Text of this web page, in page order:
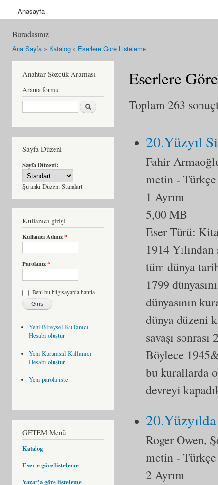
Anasayfa
Buradasınız
Ana Sayfa » Katalog » Eserlere Göre Listeleme
Anahtar Sözcük Araması
Arama formu
Ara
Sayfa Düzeni
Sayfa Düzeni:
Şu anki Düzen: Standart
Kullanıcı girişi
Kullanıcı Adınız*
Parolanız*
Beni bu bilgisayarda hatırla
Yeni Bireysel Kullanıcı
Hesabı oluştur
Yeni Kurumsal Kullanıcı
Hesabı oluştur
Yeni parola iste
GETEM Menü
Katalog
Eser'e göre listeleme
Yazar'a göre listeleme
Eserlere
Toplam 263
20.Yüzyıl
Fahir
metin - Türkçe
1 Ayrım
5,00 MB
Eser Türü:
1914
tüm dünya
1799
dünyasının
dünya düzeni
savaşı
Böylece
bu kurallarda
devreyi
Roger Owen,
metin - Türkçe
2 Ayrım